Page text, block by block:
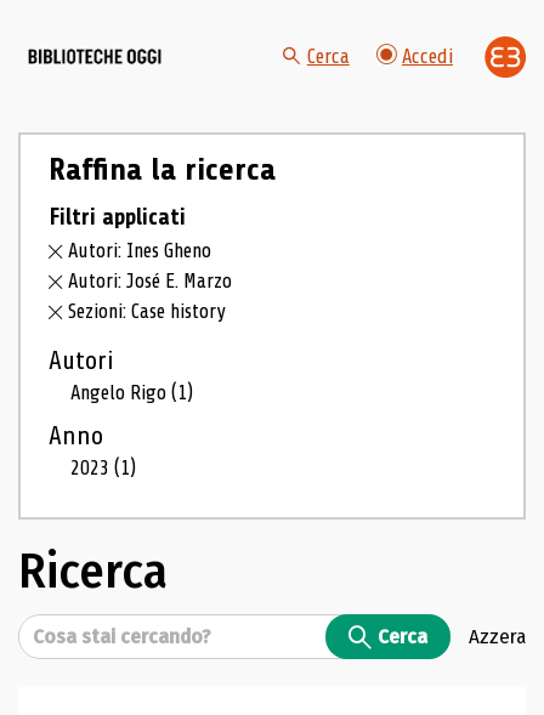
Cerca Accedi
Raffina la ricerca
Filtri applicati
Autori: Ines Gheno
Autori: José E. Marzo
Sezioni: Case history
Autori
Angelo Rigo(1)
Anno
2023(1)
Ricerca
Cerca Cerca Azzera